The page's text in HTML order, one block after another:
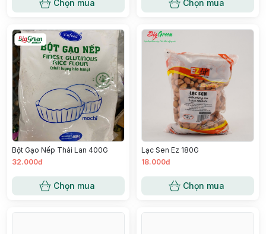
Chọn mua Chọn mua
Bột Gạo Nếp Thái Lan 400G
32.000đ
Chọn mua
Lạc Sen Ez 180G
18.000đ
Chọn mua